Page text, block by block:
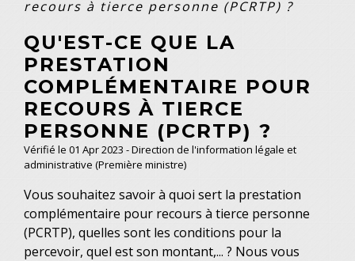
recours à tierce personne (PCRTP) ?
QU'EST-CE QUE LA
PRESTATION
COMPLÉMENTAIRE POUR
RECOURS À TIERCE
PERSONNE (PCRTP) ?
Vérifié le 01 Apr 2023 - Direction de l'information légale et
administrative (Première ministre)
Vous souhaitez savoir à quoi sert la prestation
complémentaire pour recours à tierce personne
(PCRTP), quelles sont les conditions pour la
percevoir, quel est son montant,... ? Nous vous